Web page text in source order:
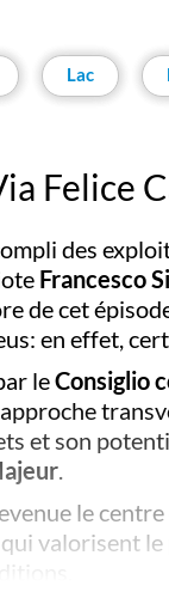
Lac
Felice
des
Francesco
de cet
en effet,
leConsiglio
et son
.
le centre
valorisent